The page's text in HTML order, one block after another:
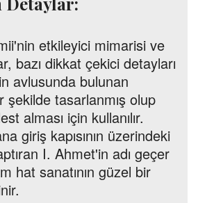
etkileyici mimarisi ve
bazı dikkat çekici detayları
avlusunda bulunan
şekilde tasarlanmış olup
alması için kullanılır.
giriş kapısının üzerindeki
I. Ahmet'in adı geçer
hat sanatının güzel bir